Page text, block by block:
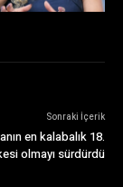
Sonraki İçerik
en kalabalık 18.
olmayı sürdürdü